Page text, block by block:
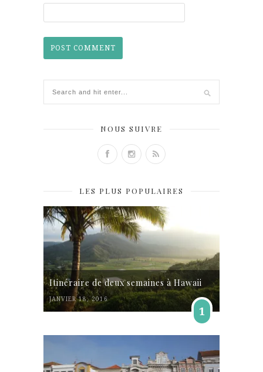
NOUS SUIVRE
LES PLUS POPULAIRES
Itinéraire de deux semaines à Hawaii
JANVIER 18, 2016
1